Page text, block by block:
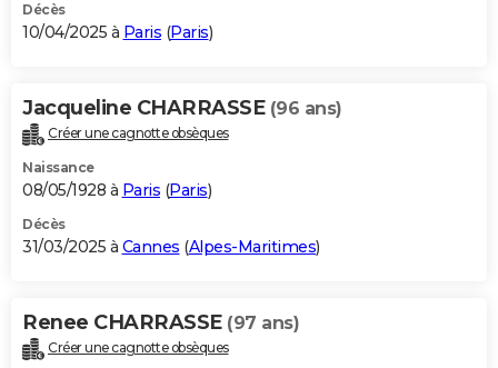
Décès
10/04/2025 à Paris (Paris)
Jacqueline CHARRASSE (96 ans)
Créer une cagnotte obsèques
Naissance
08/05/1928 à Paris (Paris)
Décès
31/03/2025 à Cannes (Alpes-Maritimes)
Renee CHARRASSE (97 ans)
Créer une cagnotte obsèques